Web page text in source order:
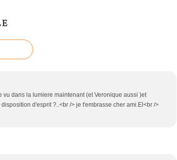
vu dans la lumiere maintenant (et Veronique aussi )et
d'esprit ?..<br /> je t'embrasse cher ami.El<br />